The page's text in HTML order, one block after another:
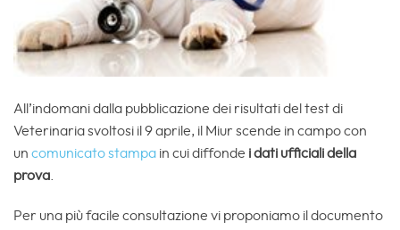
All’indomani dalla pubblicazione dei risultati del test di
Veterinaria svoltosi il 9 aprile, il Miur scende in campo con
un comunicato stampa in cui diffonde i dati ufficiali della
prova
Per una più facile consultazione vi proponiamo il documento